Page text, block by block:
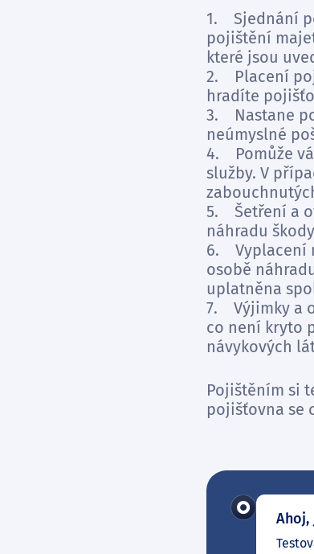
1. Sjednání
pojištění
které jsou
2. Placení
hradíte
3. Nastane
neúmyslné
4. Pomůže
služby. V
5. Šetření a
náhradu
6. Vyplacení
osobě
uplatněna
7. Výjimky a
co není kryto
návykových
Pojištěním si
pojišťovna se
Ahoj,